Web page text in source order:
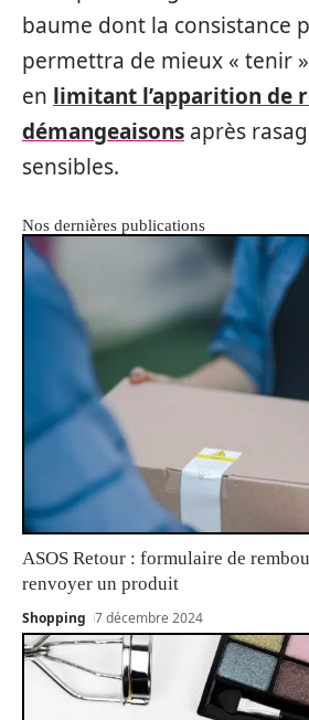
baume dont la consistance
permettra de mieux « tenir
en limitant l’apparition de
démangeaisons après
sensibles.
Nos dernières publications
ASOS Retour : formulaire de
renvoyer un produit
Shopping 7 décembre 2024